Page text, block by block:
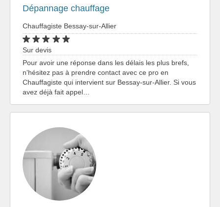
Dépannage chauffage
Chauffagiste Bessay-sur-Allier
Sur devis
Pour avoir une réponse dans les délais les plus brefs,
n'hésitez pas à prendre contact avec ce pro en
Chauffagiste qui intervient sur Bessay-sur-Allier. Si vous
avez déjà fait appel…